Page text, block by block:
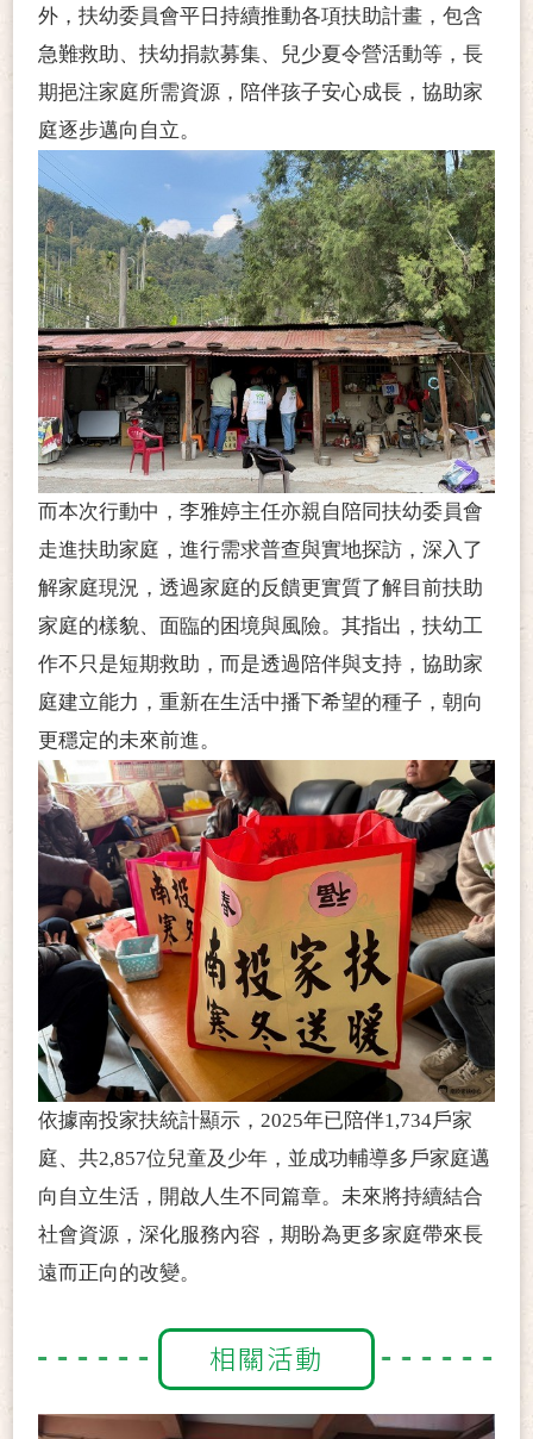
外，扶幼委員會平日持續推動各項扶助計畫，包含
急難救助、扶幼捐款募集、兒少夏令營活動等，長
期挹注家庭所需資源，陪伴孩子安心成長，協助家
庭逐步邁向自立。
而本次行動中，李雅婷主任亦親自陪同扶幼委員會
走進扶助家庭，進行需求普查與實地探訪，深入了
解家庭現況，透過家庭的反饋更實質了解目前扶助
家庭的樣貌、面臨的困境與風險。其指出，扶幼工
作不只是短期救助，而是透過陪伴與支持，協助家
庭建立能力，重新在生活中播下希望的種子，朝向
更穩定的未來前進。
依據南投家扶統計顯示，2025年已陪伴1,734戶家
庭、共2,857位兒童及少年，並成功輔導多戶家庭邁
向自立生活，開啟人生不同篇章。未來將持續結合
社會資源，深化服務內容，期盼為更多家庭帶來長
遠而正向的改變。
相關活動